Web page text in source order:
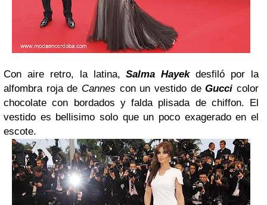
Con aire retro, la latina,Salma Hayekdesfiló por la
alfombra roja de Cannes con un vestido deGuccicolor
chocolate con bordados y falda plisada de chiffon. El
vestido es bellisimo solo que un poco exagerado en el
escote.